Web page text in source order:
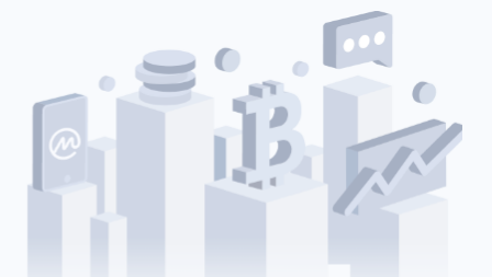
체인 순위
CoinMarketCap 100 지수
CMC 에이전트 허브
스킬 마켓플레이스
사이트 위젯
가상자산 배우기